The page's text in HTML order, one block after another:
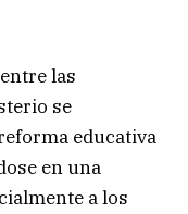
las
se
educativa
en una
a los